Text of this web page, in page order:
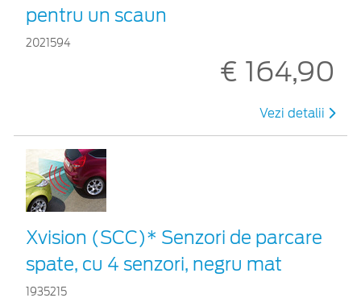
pentru un scaun
2021594
€ 164,90
Vezi detalii
Xvision (SCC)* Senzori de parcare
spate, cu 4 senzori, negru mat
1935215